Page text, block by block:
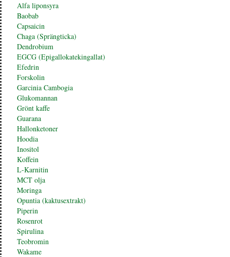
Alfa liponsyra
Baobab
Capsaicin
Chaga (Sprängticka)
Dendrobium
EGCG (Epigallokatekingallat)
Efedrin
Forskolin
Garcinia Cambogia
Glukomannan
Grönt kaffe
Guarana
Hallonketoner
Hoodia
Inositol
Koffein
L-Karnitin
MCT olja
Moringa
Opuntia (kaktusextrakt)
Piperin
Rosenrot
Spirulina
Teobromin
Wakame